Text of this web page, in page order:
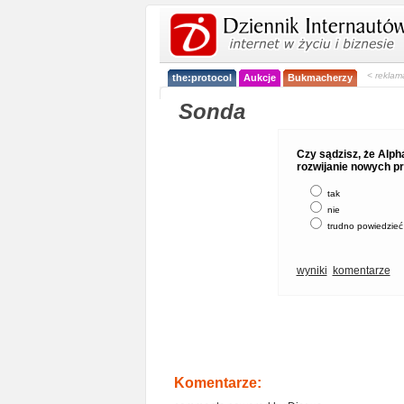
the:protocol Aukcje Bukmacherzy <
Sonda
Czy sądzisz, że
rozwijanie nowych
tak
nie
trudno powiedzieć
wyniki komentarze
Komentarze: